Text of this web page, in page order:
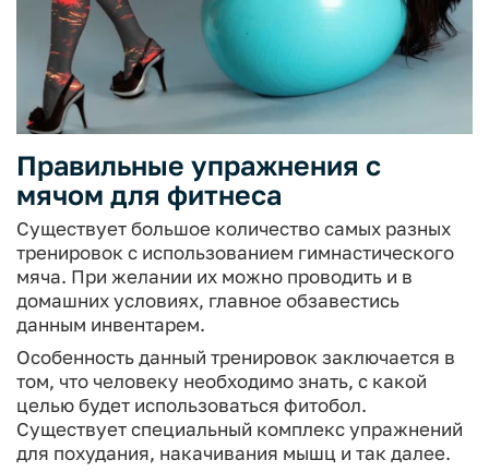
Правильные упражнения с
мячом для фитнеса
Существует большое количество самых разных
тренировок с использованием гимнастического
мяча. При желании их можно проводить и в
домашних условиях, главное обзавестись
данным инвентарем.
Особенность данный тренировок заключается в
том, что человеку необходимо знать, с какой
целью будет использоваться фитобол.
Существует специальный комплекс упражнений
для похудания, накачивания мышц и так далее.